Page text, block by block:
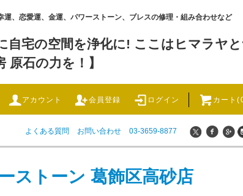
、恋愛運、金運、パワーストーン、ブレスの修理・組み合わせなど
宅の空間を浄化に! ここはヒマラヤ
原石の力を！】
アカウント 会員登録 ログイン カート
よくある質問 お問い合わせ 03-3659-8877
ストーン 葛飾区高砂店